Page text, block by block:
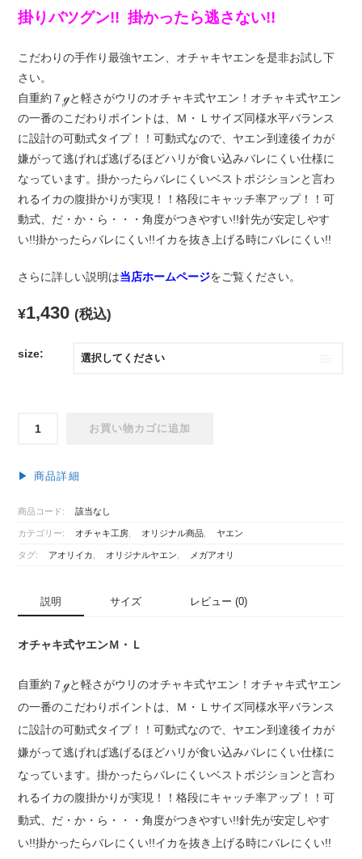
掛りバツグン!! 掛かったら逃さない!!
こだわりの手作り最強ヤエン、オチャキヤエンを是非お試し下
さい。
自重約７ℊと軽さがウリのオチャキ式ヤエン！オチャキ式ヤエン
の一番のこだわりポイントは、Ｍ・Ｌサイズ同様水平バランス
に設計の可動式タイプ！！可動式なので、ヤエン到達後イカが
嫌がって逃げれば逃げるほどハリが食い込みバレにくい仕様に
なっています。掛かったらバレにくいベストポジションと言わ
れるイカの腹掛かりが実現！！格段にキャッチ率アップ！！可
動式、だ・か・ら・・・角度がつきやすい!!針先が安定しやす
い!!掛かったらバレにくい!!イカを抜き上げる時にバレにくい!!
さらに詳しい説明は当店ホームページをご覧ください。
¥1,430 (税込)
size:
キ
ヤ
ン
Ｍ・
お買い物カゴに追加
▶︎ 商品詳細
商品コード: 該当なし
カテゴリー: オチャキ工房 オリジナル商品 ヤエン
タグ: アオリイカ オリジナルヤエン メガアオリ
説明 サイズ レビュー (0)
オチャキ式ヤエンＭ・Ｌ
自重約７ℊと軽さがウリのオチャキ式ヤエン！オチャキ式ヤエン
の一番のこだわりポイントは、Ｍ・Ｌサイズ同様水平バランス
に設計の可動式タイプ！！可動式なので、ヤエン到達後イカが
嫌がって逃げれば逃げるほどハリが食い込みバレにくい仕様に
なっています。掛かったらバレにくいベストポジションと言わ
れるイカの腹掛かりが実現！！格段にキャッチ率アップ！！可
動式、だ・か・ら・・・角度がつきやすい!!針先が安定しやす
い!!掛かったらバレにくい!!イカを抜き上げる時にバレにくい!!